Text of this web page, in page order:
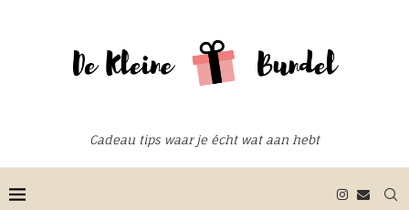
Cadeau tips waar je écht wat aan hebt